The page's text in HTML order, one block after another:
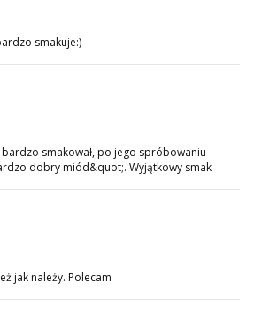
smakuje:)
smakował, po jego spróbowaniu
dobry miód&quot;. Wyjątkowy smak
jak należy. Polecam